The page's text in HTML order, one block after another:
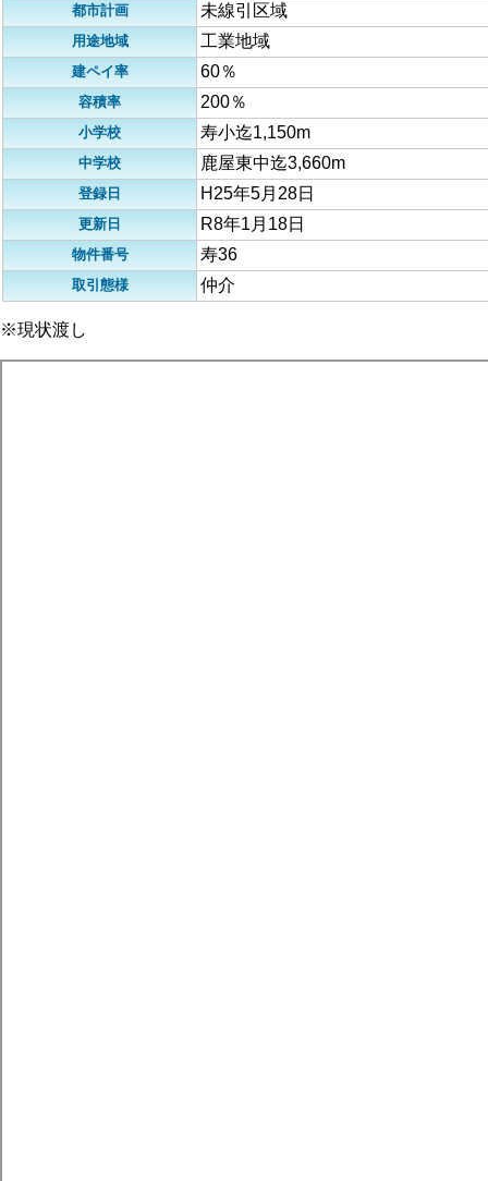
都市計画 未線引区域
用途地域 工業地域
建ペイ率 60％
容積率 200％
小学校 寿小迄1,150m
中学校 鹿屋東中迄3,660m
登録日 H25年5月28日
更新日 R8年1月18日
物件番号 寿36
取引態様 仲介
※現状渡し